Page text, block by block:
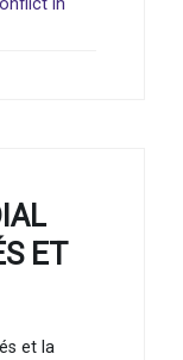
in
ET
et la